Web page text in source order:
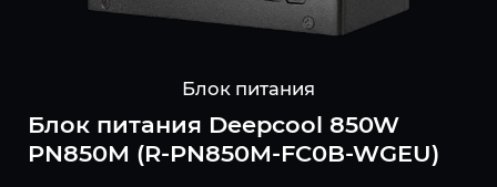
Блок питания
Блок питания Deepcool 850W
PN850M (R-PN850M-FC0B-WGEU)